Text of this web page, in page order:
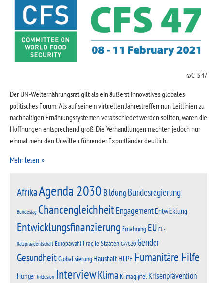
CFS 47
Der UN-Welternährungsrat gilt als ein äußerst innovatives globales
politisches Forum. Als auf seinem virtuellen Jahrestreffen nun Leitlinien zu
nachhaltigen Ernährungssystemen verabschiedet werden sollten, waren die
Hoffnungen entsprechend groß. Die Verhandlungen machten jedoch nur
einmal mehr den Unwillen führender Exportländer deutlich.
Mehr lesen
AfrikaAgenda 2030 Bildung Bundesregierung
Bundestag ChancengleichheitEngagement Entwicklung
Entwicklungsfinanzierung Ernährung EU EU-
Ratspräsidentschaft EuropawahlFragile StaatenG7/G20Gender
GesundheitGlobalisierung HaushaltHLPF Humanitäre Hilfe
Hunger Inklusion InterviewKlimaKlimagipfel Krisenprävention